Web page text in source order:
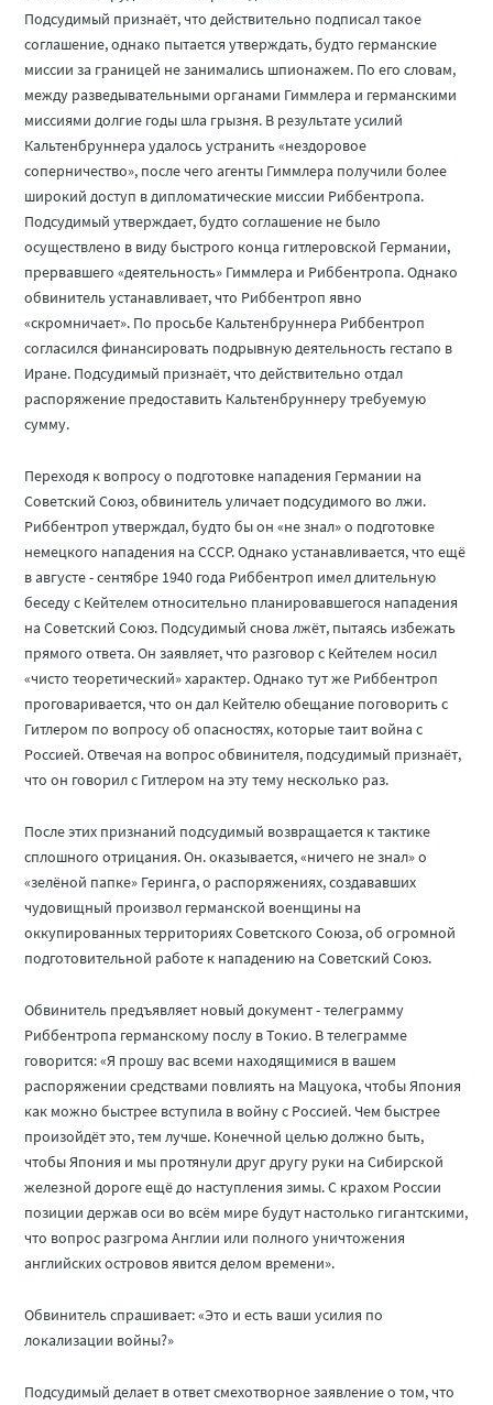
Подсудимый признаёт, что действительно подписал такое
соглашение, однако пытается утверждать, будто германские
миссии за границей не занимались шпионажем. По его словам,
между разведывательными органами Гиммлера и германскими
миссиями долгие годы шла грызня. В результате усилий
Кальтенбруннера удалось устранить «нездоровое
соперничество», после чего агенты Гиммлера получили более
широкий доступ в дипломатические миссии Риббентропа.
Подсудимый утверждает, будто соглашение не было
осуществлено в виду быстрого конца гитлеровской Германии,
прервавшего «деятельность» Гиммлера и Риббентропа. Однако
обвинитель устанавливает, что Риббентроп явно
«скромничает». По просьбе Кальтенбруннера Риббентроп
согласился финансировать подрывную деятельность гестапо в
Иране. Подсудимый признаёт, что действительно отдал
распоряжение предоставить Кальтенбруннеру требуемую
сумму.
Переходя к вопросу о подготовке нападения Германии на
Советский Союз, обвинитель уличает подсудимого во лжи.
Риббентроп утверждал, будто бы он «не знал» о подготовке
немецкого нападения на СССР. Однако устанавливается, что ещё
в августе - сентябре 1940 года Риббентроп имел длительную
беседу с Кейтелем относительно планировавшегося нападения
на Советский Союз. Подсудимый снова лжёт, пытаясь избежать
прямого ответа. Он заявляет, что разговор с Кейтелем носил
«чисто теоретический» характер. Однако тут же Риббентроп
проговаривается, что он дал Кейтелю обещание поговорить с
Гитлером по вопросу об опасностях, которые таит война с
Россией. Отвечая на вопрос обвинителя, подсудимый признаёт,
что он говорил с Гитлером на эту тему несколько раз.
После этих признаний подсудимый возвращается к тактике
сплошного отрицания. Он. оказывается, «ничего не знал» о
«зелёной папке» Геринга, о распоряжениях, создававших
чудовищный произвол германской военщины на
оккупированных территориях Советского Союза, об огромной
подготовительной работе к нападению на Советский Союз.
Обвинитель предъявляет новый документ - телеграмму
Риббентропа германскому послу в Токио. В телеграмме
говорится: «Я прошу вас всеми находящимися в вашем
распоряжении средствами повлиять на Мацуока, чтобы Япония
как можно быстрее вступила в войну с Россией. Чем быстрее
произойдёт это, тем лучше. Конечной целью должно быть,
чтобы Япония и мы протянули друг другу руки на Сибирской
железной дороге ещё до наступления зимы. С крахом России
позиции держав оси во всём мире будут настолько гигантскими,
что вопрос разгрома Англии или полного уничтожения
английских островов явится делом времени».
Обвинитель спрашивает: «Это и есть ваши усилия по
локализации войны?»
Подсудимый делает в ответ смехотворное заявление о том, что